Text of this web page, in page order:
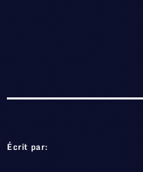
Écrit par: